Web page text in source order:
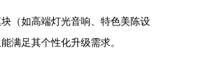
（如高端灯光音响、特色美陈设
满足其个性化升级需求。